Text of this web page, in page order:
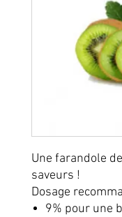
Une farandole
saveurs !
Dosage
9% pour une